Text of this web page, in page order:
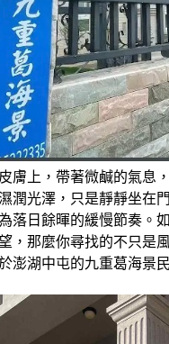
膚上，帶著微鹹的氣息
潤光澤，只是靜靜坐在
落日餘暉的緩慢節奏。
，那麼你尋找的不只是
澎湖中屯的九重葛海景